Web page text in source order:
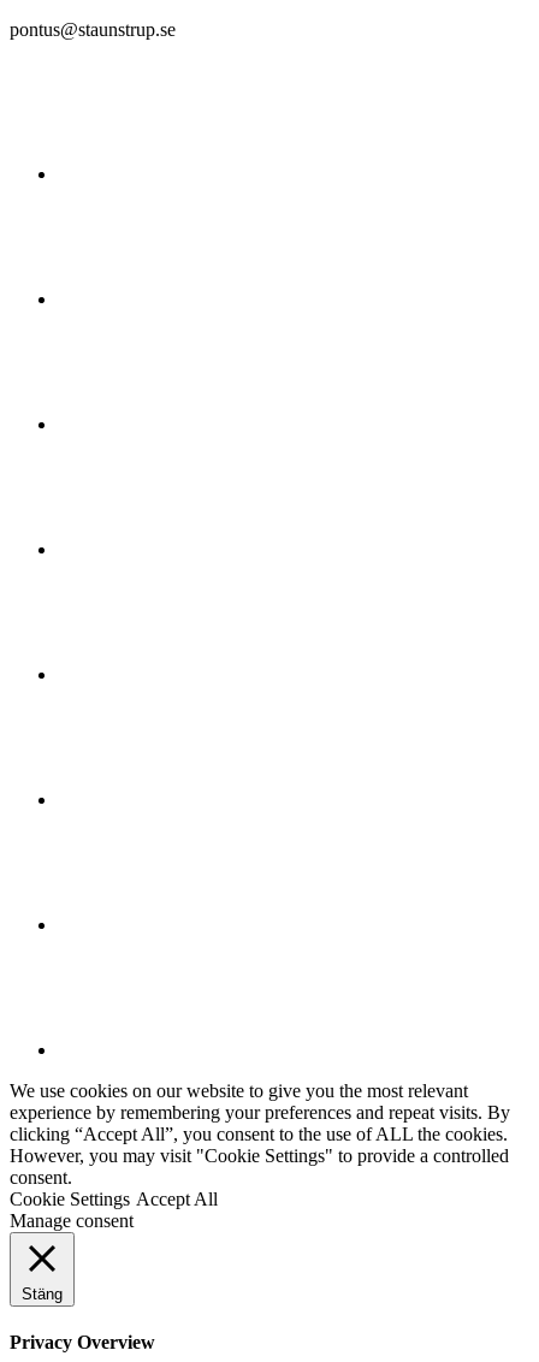
pontus@staunstrup.se
We use cookies on our website to give you the most relevant
experience by remembering your preferences and repeat visits. By
clicking “Accept All”, you consent to the use of ALL the cookies.
However, you may visit "Cookie Settings" to provide a controlled
consent.
Cookie Settings Accept All
Manage consent
Stäng
Privacy Overview